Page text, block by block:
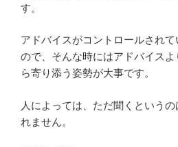
す。
アドバイスがコントロールされ
ので、そんな時にはアドバイス
ら寄り添う姿勢が大事です。
人によっては、ただ聞くという
れません。